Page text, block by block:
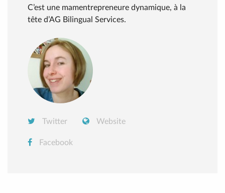
C’est une mamentrepreneure dynamique, à la
tête d’AG Bilingual Services.
Twitter Website
Facebook